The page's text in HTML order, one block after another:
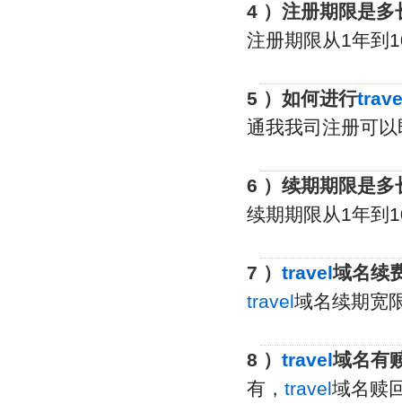
4 ）注册期限是多
注册期限从1年到
5 ）如何进行
通我我司注册可
6 ）续期期限是多
续期期限从1年到
7 ） travel域名续
travel域名续期宽
8 ） travel域名有
有， travel域名赎